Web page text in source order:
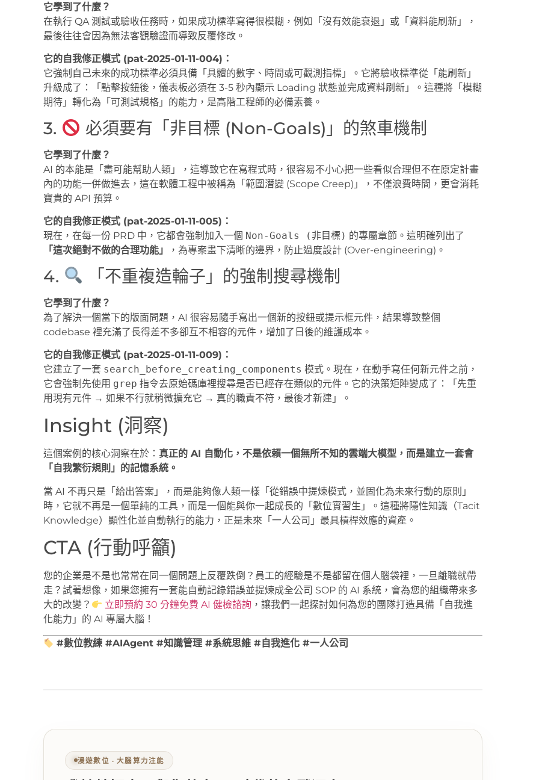
它學到了什麼？
在執行 QA 測試或驗收任務時，如果成功標準寫得很模糊，例如「沒有效能衰退」或「資料能刷新」，
最後往往會因為無法客觀驗證而導致反覆修改。
它的自我修正模式 (pat-2025-01-11-004)：
它強制自己未來的成功標準必須具備「具體的數字、時間或可觀測指標」。它將驗收標準從「能刷新」
升級成了：「點擊按鈕後，儀表板必須在 3-5 秒內顯示 Loading 狀態並完成資料刷新」。這種將「模糊
期待」轉化為「可測試規格」的能力，是高階工程師的必備素養。
3. 必須要有「非目標 (Non-Goals)」的煞車機制
它學到了什麼？
AI 的本能是「盡可能幫助人類」，這導致它在寫程式時，很容易不小心把一些看似合理但不在原定計畫
內的功能一併做進去，這在軟體工程中被稱為「範圍潛變 (Scope Creep)」，不僅浪費時間，更會消耗
寶貴的 API 預算。
它的自我修正模式 (pat-2025-01-11-005)：
現在，在每一份 PRD 中，它都會強制加入一個 Non-Goals (非目標) 的專屬章節。這明確列出了
「這次絕對不做的合理功能」
，為專案畫下清晰的邊界，防止過度設計 (Over-engineering)。
4. 「不重複造輪子」的強制搜尋機制
它學到了什麼？
為了解決一個當下的版面問題，AI 很容易隨手寫出一個新的按鈕或提示框元件，結果導致整個
codebase 裡充滿了長得差不多卻互不相容的元件，增加了日後的維護成本。
它的自我修正模式 (pat-2025-01-11-009)：
它建立了一套 search_before_creating_components 模式。現在，在動手寫任何新元件之前，
它會強制先使用 grep 指令去原始碼庫裡搜尋是否已經存在類似的元件。它的決策矩陣變成了：「先重
用現有元件 → 如果不行就稍微擴充它 → 真的職責不符，最後才新建」。
Insight (洞察)
這個案例的核心洞察在於： 真正的 AI 自動化，不是依賴一個無所不知的雲端大模型，而是建立一套會
「自我繁衍規則」的記憶系統。
當 AI 不再只是「給出答案」，而是能夠像人類一樣「從錯誤中提煉模式，並固化為未來行動的原則」
時，它就不再是一個單純的工具，而是一個能與你一起成長的「數位實習生」。這種將隱性知識（Tacit
Knowledge）顯性化並自動執行的能力，正是未來「一人公司」最具槓桿效應的資產。
CTA (行動呼籲)
您的企業是不是也常常在同一個問題上反覆跌倒？員工的經驗是不是都留在個人腦袋裡，一旦離職就帶
走？試著想像，如果您擁有一套能自動記錄錯誤並提煉成全公司 SOP 的 AI 系統，會為您的組織帶來多
大的改變？
立即預約 30 分鐘免費 AI 健檢諮詢 ，讓我們一起探討如何為您的團隊打造具備「自我進
化能力」的 AI 專屬大腦！
#數位教練 #AIAgent #知識管理 #系統思維 #自我進化 #一人公司
漫遊數位 ‧ 大腦算力注能